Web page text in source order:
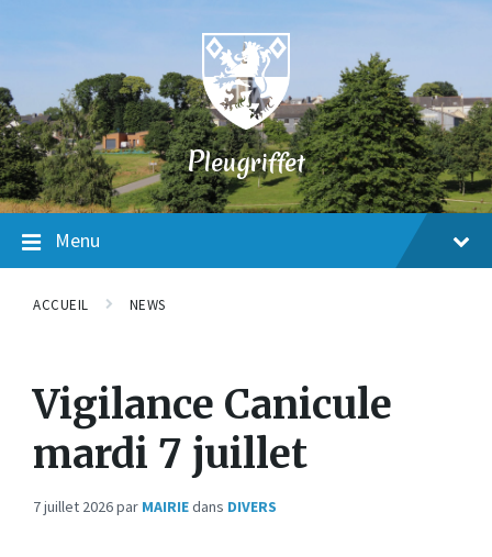
Pleugriffet
Menu
ACCUEIL NEWS
Vigilance Canicule
mardi 7 juillet
7 juillet 2026par MAIRIEdans DIVERS